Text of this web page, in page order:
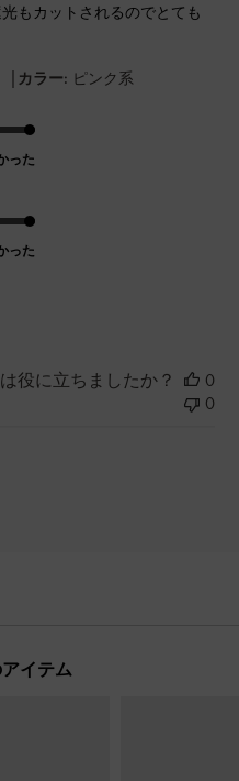
もカットされるのでとても
| カラー: ピンク系
った
った
役に立ちましたか？
0
0
イテム